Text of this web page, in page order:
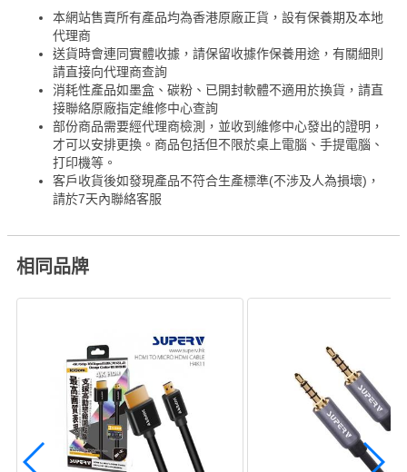
本網站售賣所有產品均為香港原廠正貨，設有保養期及本地
代理商
送貨時會連同實體收據，請保留收據作保養用途，有關細則
請直接向代理商查詢
消耗性產品如墨盒、碳粉、已開封軟體不適用於換貨，請直
接聯絡原廠指定維修中心查詢
部份商品需要經代理商檢測，並收到維修中心發出的證明，
才可以安排更換。商品包括但不限於桌上電腦、手提電腦、
打印機等。
客戶收貨後如發現產品不符合生產標準(不涉及人為損壞)，
請於7天內聯絡客服
相同品牌